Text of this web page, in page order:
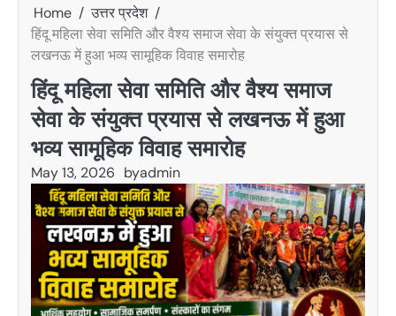
Home
उत्तर प्रदेश
हिंदू महिला सेवा समिति और वैश्य समाज सेवा के संयुक्त प्रयास से
लखनऊ में हुआ भव्य सामूहिक विवाह समारोह
हिंदू महिला सेवा समिति और वैश्य समाज
सेवा के संयुक्त प्रयास से लखनऊ में हुआ
भव्य सामूहिक विवाह समारोह
May 13, 2026 byadmin